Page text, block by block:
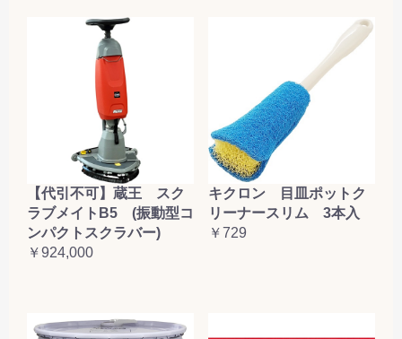
【代引不可】蔵王 スク
ラブメイトB5 (振動型コ
ンパクトスクラバー)
￥924,000
キクロン 目皿ポットク
リーナースリム 3本入
￥729